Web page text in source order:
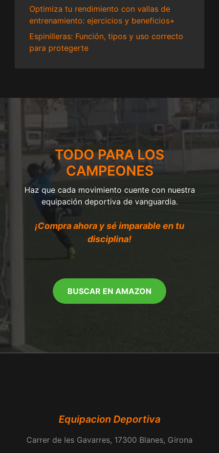
Optimiza tu rendimiento con vallas de
entrenamiento: ejercicios y beneficios+
Espinilleras: Función, tipos y uso correcto
para protegerte
TODO PARA LOS
CAMPEONES
Haz que cada movimiento cuente con nuestra
equipación deportiva de vanguardia.
¡Compra ahora y sé imparable en tu
disciplina!
BUSCAR EN AMAZON
Equipacion Deportiva
Carrer de les Gavarres, 17300 Blanes, Girona